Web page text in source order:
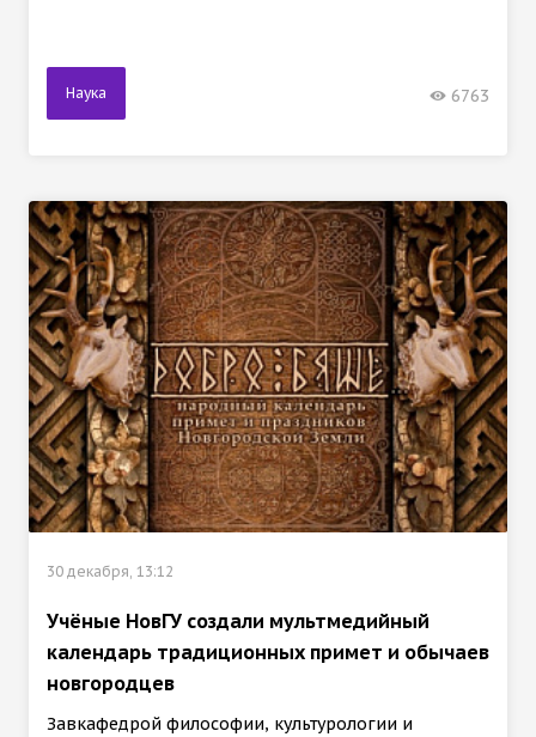
Наука 6763
30 декабря, 13:12
Учёные НовГУ создали мультмедийный
календарь традиционных примет и обычаев
новгородцев
Завкафедрой философии, культурологии и